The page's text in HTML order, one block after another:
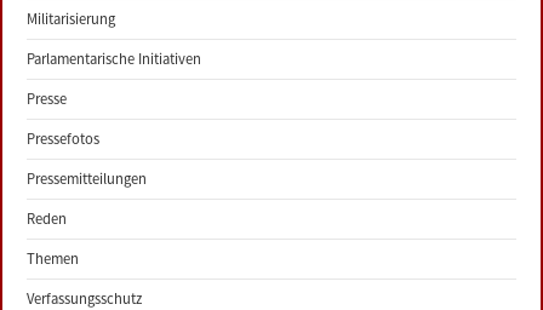
Militarisierung
Parlamentarische Initiativen
Presse
Pressefotos
Pressemitteilungen
Reden
Themen
Verfassungsschutz